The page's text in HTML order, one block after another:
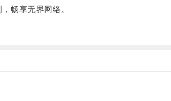
畅享无界网络。